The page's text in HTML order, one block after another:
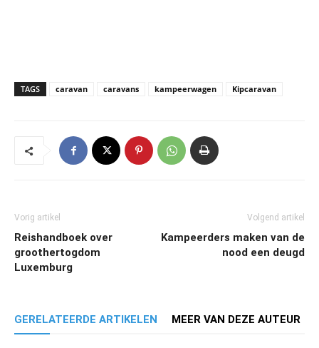
TAGS caravan caravans kampeerwagen Kipcaravan
Vorig artikel
Reishandboek over
groothertogdom
Luxemburg
Volgend artikel
Kampeerders maken van de
nood een deugd
GERELATEERDE ARTIKELEN MEER VAN DEZE AUTEUR